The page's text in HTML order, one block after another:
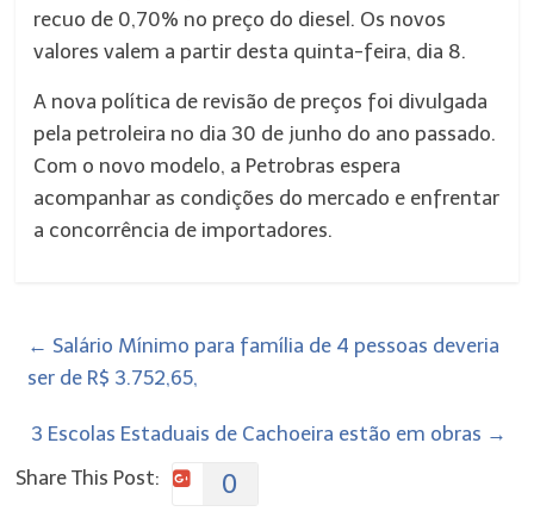
recuo de 0,70% no preço do diesel. Os novos
valores valem a partir desta quinta-feira, dia 8.
A nova política de revisão de preços foi divulgada
pela petroleira no dia 30 de junho do ano passado.
Com o novo modelo, a Petrobras espera
acompanhar as condições do mercado e enfrentar
a concorrência de importadores.
← Salário Mínimo para família de 4 pessoas deveria
ser de R$ 3.752,65,
3 Escolas Estaduais de Cachoeira estão em obras →
Share This Post:
0